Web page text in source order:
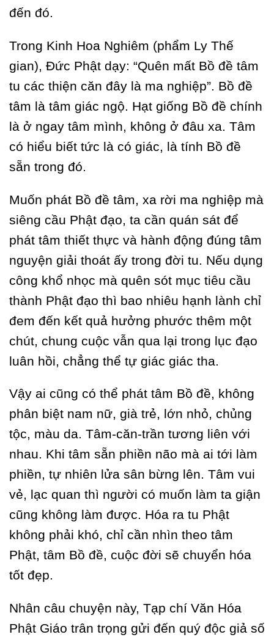
đến đó.
Trong Kinh Hoa Nghiêm (phẩm Ly Thế
gian), Đức Phật dạy: “Quên mất Bồ đề tâm
tu các thiện căn đây là ma nghiệp”. Bồ đề
tâm là tâm giác ngộ. Hạt giống Bồ đề chính
là ở ngay tâm mình, không ở đâu xa. Tâm
có hiểu biết tức là có giác, là tính Bồ đề
sẵn trong đó.
Muốn phát Bồ đề tâm, xa rời ma nghiệp mà
siêng cầu Phật đạo, ta cần quán sát để
phát tâm thiết thực và hành động đúng tâm
nguyện giải thoát ấy trong đời tu. Nếu dụng
công khổ nhọc mà quên sót mục tiêu cầu
thành Phật đạo thì bao nhiêu hạnh lành chỉ
đem đến kết quả hưởng phước thêm một
chút, chung cuộc vẫn qua lại trong lục đạo
luân hồi, chẳng thể tự giác giác tha.
Vậy ai cũng có thể phát tâm Bồ đề, không
phân biệt nam nữ, già trẻ, lớn nhỏ, chủng
tộc, màu da. Tâm-căn-trần tương liên với
nhau. Khi tâm sẵn phiền não mà ai tới làm
phiền, tự nhiên lửa sân bừng lên. Tâm vui
vẻ, lạc quan thì người có muốn làm ta giận
cũng không làm được. Hóa ra tu Phật
không phải khó, chỉ cần nhìn theo tâm
Phật, tâm Bồ đề, cuộc đời sẽ chuyển hóa
tốt đẹp.
Nhân câu chuyện này, Tạp chí Văn Hóa
Phật Giáo trân trọng gửi đến quý độc giả số